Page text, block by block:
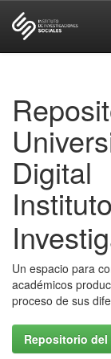
Digital
Un espacio para
académicos
proceso de sus
Repositorio del